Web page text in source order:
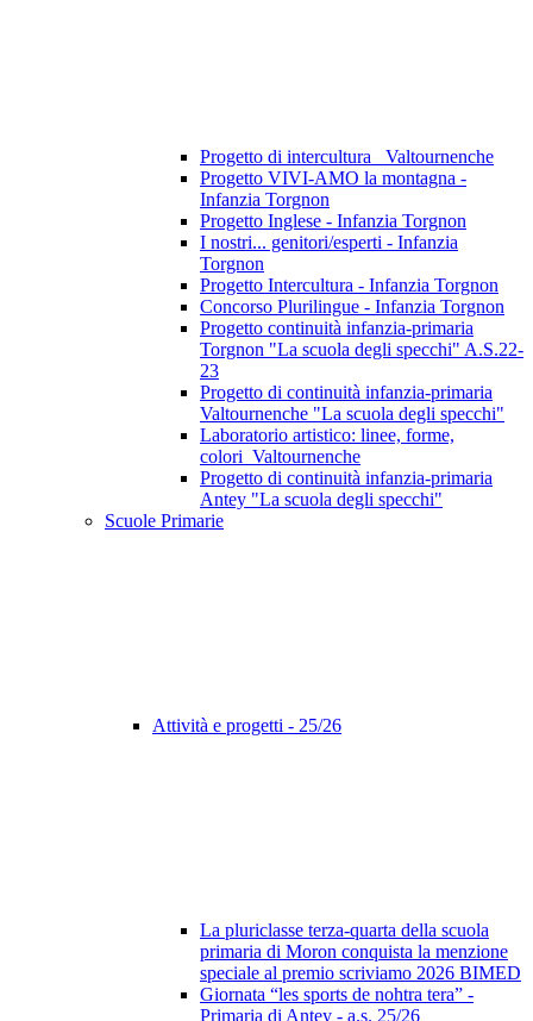
Progetto di intercultura_ Valtournenche
Progetto VIVI-AMO la montagna -
Infanzia Torgnon
Progetto Inglese - Infanzia Torgnon
I nostri... genitori/esperti - Infanzia
Torgnon
Progetto Intercultura - Infanzia Torgnon
Concorso Plurilingue - Infanzia Torgnon
Progetto continuità infanzia-primaria
Torgnon "La scuola degli specchi" A.S.22-
23
Progetto di continuità infanzia-primaria
Valtournenche "La scuola degli specchi"
Laboratorio artistico: linee, forme,
colori_Valtournenche
Progetto di continuità infanzia-primaria
Antey "La scuola degli specchi"
Scuole Primarie
Attività e progetti - 25/26
La pluriclasse terza-quarta della scuola
primaria di Moron conquista la menzione
speciale al premio scriviamo 2026 BIMED
Giornata “les sports de nohtra tera” -
Primaria di Antey - a.s. 25/26